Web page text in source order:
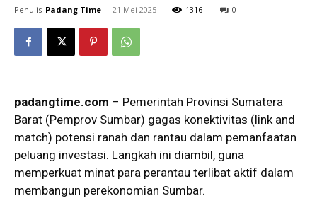
Penulis Padang Time - 21 Mei 2025 1316 0
padangtime.com – Pemerintah Provinsi Sumatera
Barat (Pemprov Sumbar) gagas konektivitas (link and
match) potensi ranah dan rantau dalam pemanfaatan
peluang investasi. Langkah ini diambil, guna
memperkuat minat para perantau terlibat aktif dalam
membangun perekonomian Sumbar.